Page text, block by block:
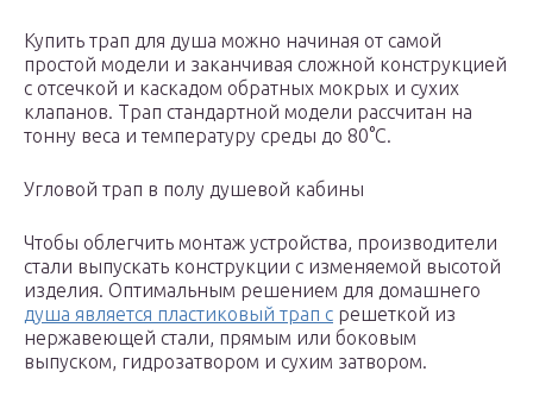
Купить трап для душа можно начиная от самой
простой модели и заканчивая сложной конструкцией
с отсечкой и каскадом обратных мокрых и сухих
клапанов. Трап стандартной модели рассчитан на
тонну веса и температуру среды до 80°С.
Угловой трап в полу душевой кабины
Чтобы облегчить монтаж устройства, производители
стали выпускать конструкции с изменяемой высотой
изделия. Оптимальным решением для домашнего
душа является пластиковый трап с решеткой из
нержавеющей стали, прямым или боковым
выпуском, гидрозатвором и сухим затвором.